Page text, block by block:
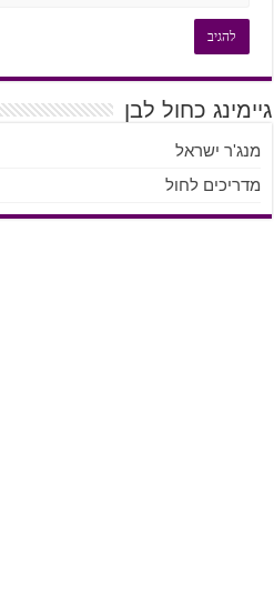
גיימינג כחול לבן
מנג'ר ישראל
מדריכים לחול